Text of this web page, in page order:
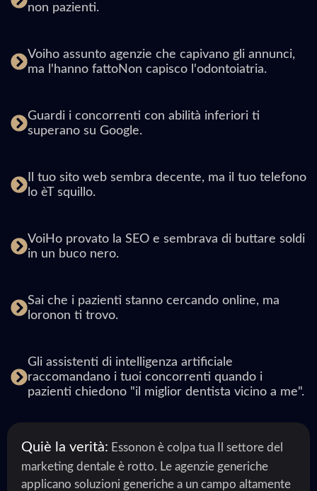
non pazienti.
Voiho assunto agenzie che capivano gli annunci,
ma l'hanno fattoNon capisco l'odontoiatria.
Guardi i concorrenti con abilità inferiori ti
superano su Google.
Il tuo sito web sembra decente, ma il tuo telefono
lo èT squillo.
VoiHo provato la SEO e sembrava di buttare soldi
in un buco nero.
Sai che i pazienti stanno cercando online, ma
loronon ti trovo.
Gli assistenti di intelligenza artificiale
raccomandano i tuoi concorrenti quando i
pazienti chiedono "il miglior dentista vicino a me".
Quiè la verità: Essonon è colpa tua Il settore del
marketing dentale è rotto. Le agenzie generiche
applicano soluzioni generiche a un campo altamente